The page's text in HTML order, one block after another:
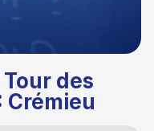
des
Crémieu